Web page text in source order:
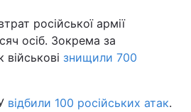
російської армії
осіб. Зокрема за
військові знищили 700
відбили 100 російських атак.